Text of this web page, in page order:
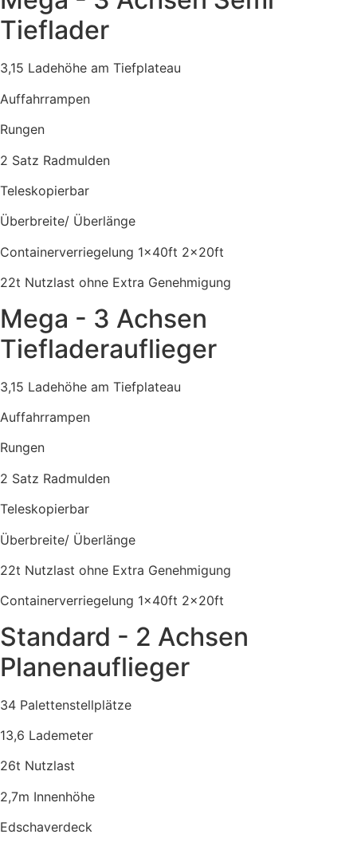
Tieflader
3,15 Ladehöhe am Tiefplateau
Auffahrrampen
Rungen
2 Satz Radmulden
Teleskopierbar
Überbreite/ Überlänge
Containerverriegelung 1x40ft 2x20ft
22t Nutzlast ohne Extra Genehmigung
Mega - 3 Achsen
Tiefladerauflieger
3,15 Ladehöhe am Tiefplateau
Auffahrrampen
Rungen
2 Satz Radmulden
Teleskopierbar
Überbreite/ Überlänge
22t Nutzlast ohne Extra Genehmigung
Containerverriegelung 1x40ft 2x20ft
Standard - 2 Achsen
Planenauflieger
34 Palettenstellplätze
13,6 Lademeter
26t Nutzlast
2,7m Innenhöhe
Edschaverdeck